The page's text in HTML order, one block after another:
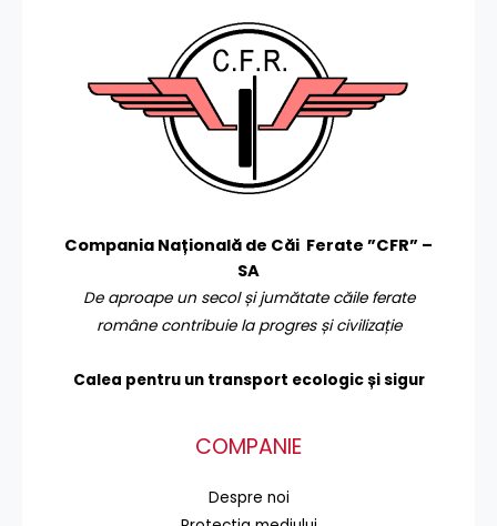
Compania Națională de Căi Ferate ”CFR” –
SA
De aproape un secol și jumătate căile ferate
române contribuie la progres și civilizație
Calea pentru un transport ecologic și sigur
COMPANIE
Despre noi